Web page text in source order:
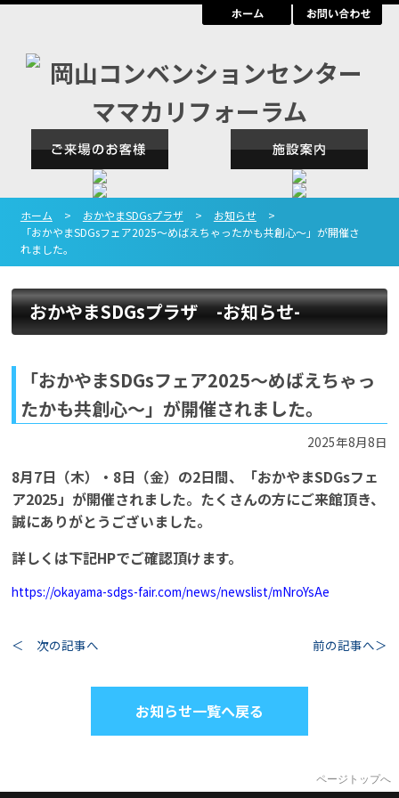
ホーム > おかやまSDGsプラザ > お知らせ
>
「おかやまSDGsフェア2025～めばえちゃったかも共創心～」が開催さ
れました。
おかやまSDGsプラザ -お知らせ-
「おかやまSDGsフェア2025～めばえちゃっ
たかも共創心～」が開催されました。
2025年8月8日
8月7日（木）・8日（金）の2日間、「おかやまSDGsフェ
ア2025」が開催されました。たくさんの方にご来館頂き、
誠にありがとうございました。
詳しくは下記HPでご確認頂けます。
https://okayama-sdgs-fair.com/news/newslist/mNroYsAe
＜ 次の記事へ 前の記事へ＞
お知らせ一覧へ戻る
ページトップへ